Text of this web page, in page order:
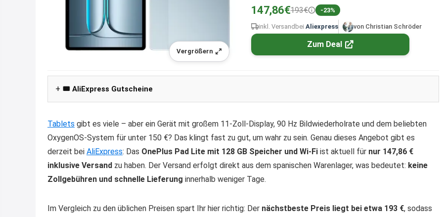
Vergrößern
147,86€193€ -23%
inkl. Versand bei Aliexpress von Christian Schröder
Zum Deal
🎟️ AliExpress Gutscheine
Tablets gibt es viele – aber ein Gerät mit großem 11-Zoll-Display, 90 Hz Bildwiederholrate und dem beliebten
OxygenOS-System für unter 150 €? Das klingt fast zu gut, um wahr zu sein. Genau dieses Angebot gibt es
derzeit bei AliExpress: Das OnePlus Pad Lite mit 128 GB Speicher und Wi-Fi ist aktuell für nur 147,86 €
inklusive Versand zu haben. Der Versand erfolgt direkt aus dem spanischen Warenlager, was bedeutet: keine
Zollgebühren und schnelle Lieferung innerhalb weniger Tage.
Im Vergleich zu den üblichen Preisen spart Ihr hier richtig: Der nächstbeste Preis liegt bei etwa 193 €, sodass